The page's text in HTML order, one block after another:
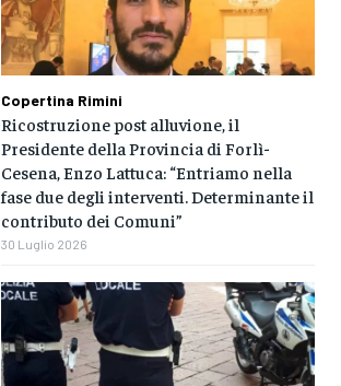
Copertina Rimini
Ricostruzione post alluvione, il
Presidente della Provincia di Forlì-
Cesena, Enzo Lattuca: “Entriamo nella
fase due degli interventi. Determinante il
contributo dei Comuni”
30 Luglio 2026